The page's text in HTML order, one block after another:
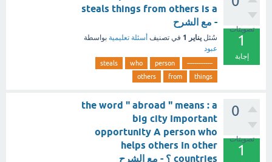
تصويتات
1
إجابة
steals things from others is a
- مع الشرح
سُئل يناير 1 في تصنيف أسئلة تعليمية بواسطة
عبود
--------------
person
who
steals
things
from
others
0
تصويتات
1
the word " abroad " means : a
big city Important
opportunity A person who
helps others In other
countries ؟ - مع الشرح